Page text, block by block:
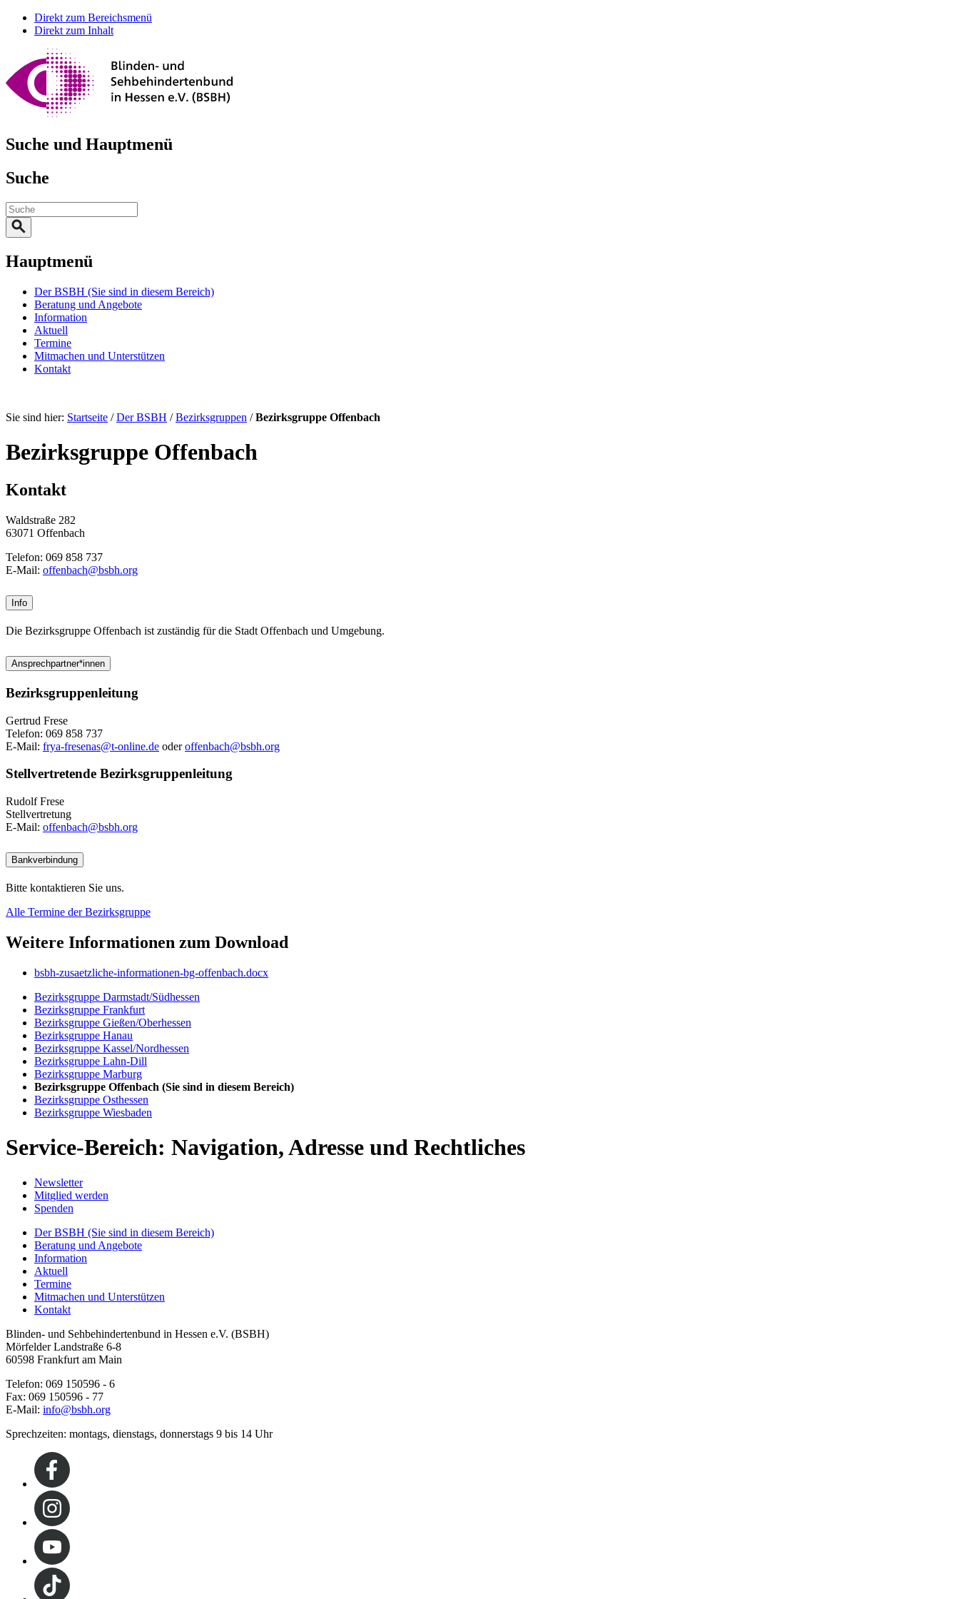
Direkt zum Bereichsmenü
Direkt zum Inhalt
Suche und Hauptmenü
Suche
Hauptmenü
Der BSBH (Sie sind in diesem Bereich)
Beratung und Angebote
Information
Aktuell
Termine
Mitmachen und Unterstützen
Kontakt
Sie sind hier: Startseite / Der BSBH /Bezirksgruppen /Bezirksgruppe Offenbach
Bezirksgruppe Offenbach
Kontakt
Waldstraße 282
63071 Offenbach
Telefon: 069 858 737
E-Mail: offenbach@bsbh.org
Info
Die Bezirksgruppe Offenbach ist zuständig für die Stadt Offenbach und Umgebung.
Ansprechpartner*innen
Bezirksgruppenleitung
Gertrud Frese
Telefon: 069 858 737
E-Mail: frya-fresenas@t-online.de oderoffenbach@bsbh.org
Stellvertretende Bezirksgruppenleitung
Rudolf Frese
Stellvertretung
E-Mail: offenbach@bsbh.org
Bankverbindung
Bitte kontaktieren Sie uns.
Alle Termine der Bezirksgruppe
Weitere Informationen zum Download
bsbh-zusaetzliche-informationen-bg-offenbach.docx
Bezirksgruppe Darmstadt/Südhessen
Bezirksgruppe Frankfurt
Bezirksgruppe Gießen/Oberhessen
Bezirksgruppe Hanau
Bezirksgruppe Kassel/Nordhessen
Bezirksgruppe Lahn-Dill
Bezirksgruppe Marburg
Bezirksgruppe Offenbach (Sie sind in diesem Bereich)
Bezirksgruppe Osthessen
Bezirksgruppe Wiesbaden
Service-Bereich: Navigation, Adresse und Rechtliches
Newsletter
Mitglied werden
Spenden
Der BSBH (Sie sind in diesem Bereich)
Beratung und Angebote
Information
Aktuell
Termine
Mitmachen und Unterstützen
Kontakt
Blinden- und Sehbehindertenbund in Hessen e.V. (BSBH)
Mörfelder Landstraße 6-8
60598 Frankfurt am Main
Telefon: 069 150596 - 6
Fax: 069 150596 - 77
E-Mail: info@bsbh.org
Sprechzeiten: montags, dienstags, donnerstags 9 bis 14 Uhr